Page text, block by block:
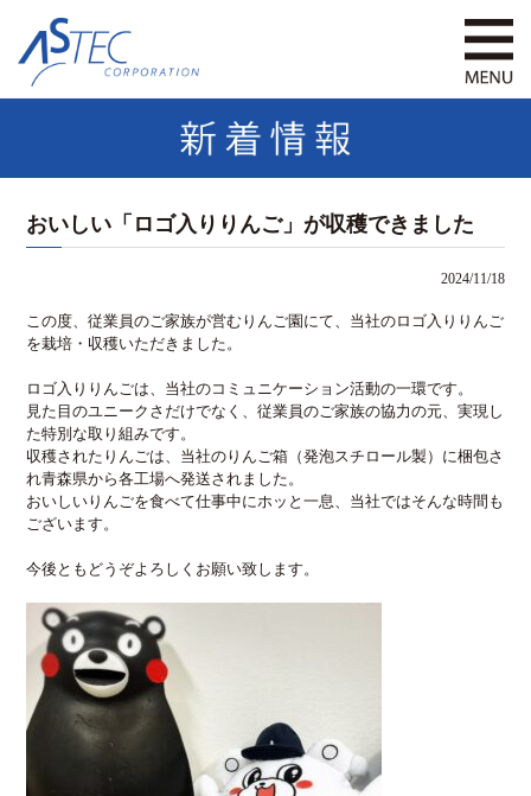
おいしい「ロゴ入りりんご」が収穫できました
2024/11/18
この度、従業員のご家族が営むりんご園にて、当社のロゴ入りりんご
を栽培・収穫いただきました。
ロゴ入りりんごは、当社のコミュニケーション活動の一環です。
見た目のユニークさだけでなく、従業員のご家族の協力の元、実現し
た特別な取り組みです。
収穫されたりんごは、当社のりんご箱（発泡スチロール製）に梱包さ
れ青森県から各工場へ発送されました。
おいしいりんごを食べて仕事中にホッと一息、当社ではそんな時間も
ございます。
今後ともどうぞよろしくお願い致します。